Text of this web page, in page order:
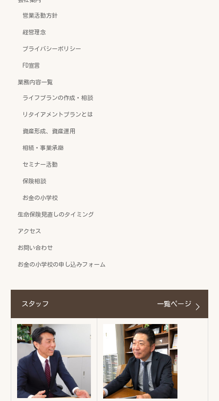
営業活動方針
経営理念
プライバシーポリシー
FD宣言
業務内容一覧
ライフプランの作成・相談
リタイアメントプランとは
資産形成、資産運用
相続・事業承継
セミナー活動
保険相談
お金の小学校
生命保険見直しのタイミング
アクセス
お問い合わせ
お金の小学校の申し込みフォーム
スタッフ 一覧ページ